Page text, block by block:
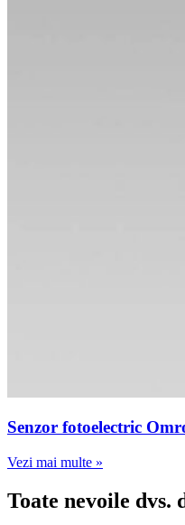
Senzor fotoelectric
Vezi mai multe »
Toate nevoile dvs.